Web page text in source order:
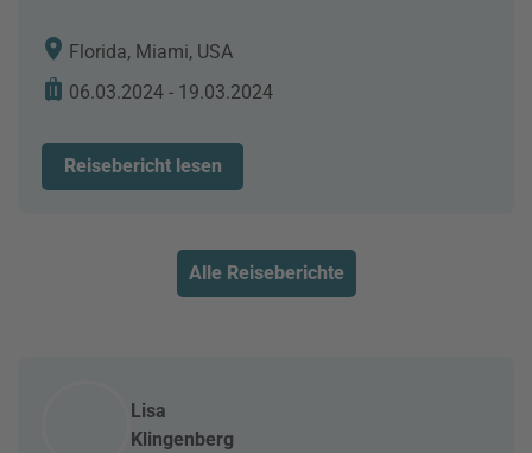
Florida, Miami, USA
06.03.2024 - 19.03.2024
Reisebericht lesen
Alle Reiseberichte
Lisa
Klingenberg